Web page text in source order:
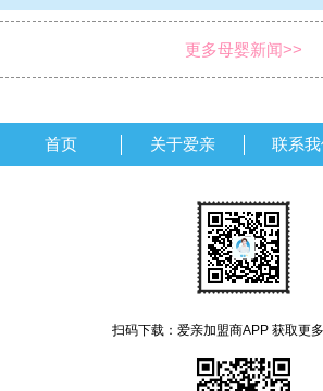
更多母婴新闻>>
首页 关于爱亲 联系
扫码下载：爱亲加盟商APP 获取更